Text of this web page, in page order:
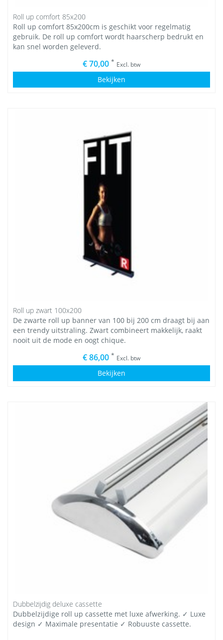
Roll up comfort 85x200
Roll up comfort 85x200cm is geschikt voor regelmatig
gebruik. De roll up comfort wordt haarscherp bedrukt en
kan snel worden geleverd.
€ 70,00 * Excl. btw
Bekijken
Roll up zwart 100x200
De zwarte roll up banner van 100 bij 200 cm draagt bij aan
een trendy uitstraling. Zwart combineert makkelijk, raakt
nooit uit de mode en oogt chique.
€ 86,00 * Excl. btw
Bekijken
Dubbelzijdig deluxe cassette
Dubbelzijdige roll up cassette met luxe afwerking. ✓ Luxe
design ✓ Maximale presentatie ✓ Robuuste cassette.